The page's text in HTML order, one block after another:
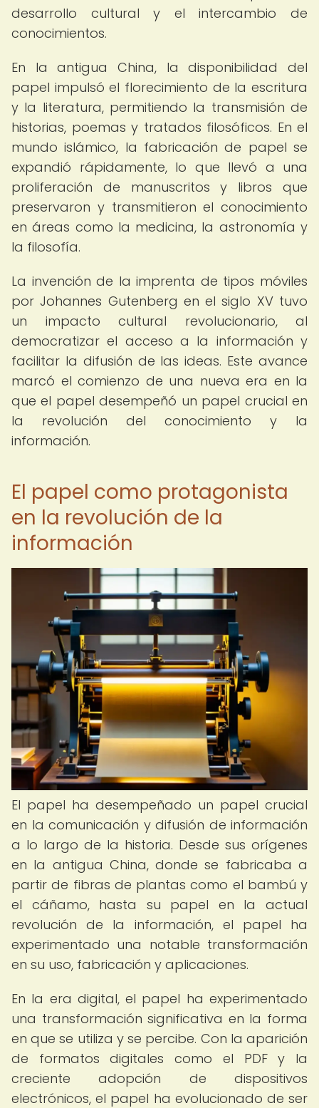
desarrollo cultural y el intercambio de
conocimientos.
En la antigua China, la disponibilidad del
papel impulsó el florecimiento de la escritura
y la literatura, permitiendo la transmisión de
historias, poemas y tratados filosóficos. En el
mundo islámico, la fabricación de papel se
expandió rápidamente, lo que llevó a una
proliferación de manuscritos y libros que
preservaron y transmitieron el conocimiento
en áreas como la medicina, la astronomía y
la filosofía.
La invención de la imprenta de tipos móviles
por Johannes Gutenberg en el siglo XV tuvo
un impacto cultural revolucionario, al
democratizar el acceso a la información y
facilitar la difusión de las ideas. Este avance
marcó el comienzo de una nueva era en la
que el papel desempeñó un papel crucial en
la revolución del conocimiento y la
información.
El papel como protagonista
en la revolución de la
información
El papel ha desempeñado un papel crucial
en la comunicación y difusión de información
a lo largo de la historia. Desde sus orígenes
en la antigua China, donde se fabricaba a
partir de fibras de plantas como el bambú y
el cáñamo, hasta su papel en la actual
revolución de la información, el papel ha
experimentado una notable transformación
en su uso, fabricación y aplicaciones.
En la era digital, el papel ha experimentado
una transformación significativa en la forma
en que se utiliza y se percibe. Con la aparición
de formatos digitales como el PDF y la
creciente adopción de dispositivos
electrónicos, el papel ha evolucionado de ser